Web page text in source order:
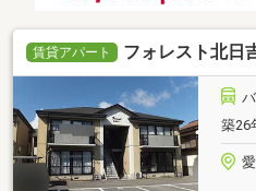
賃貸アパート フォレスト北
築26